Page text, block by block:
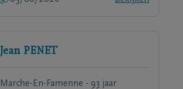
Jean PENET
Marche-En-Famenne - 93 jaar